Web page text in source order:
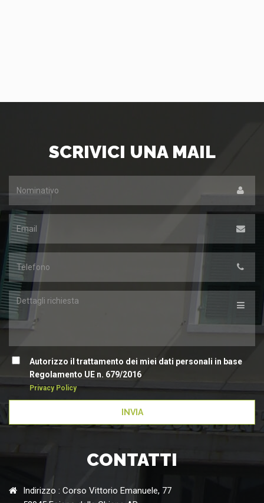
SCRIVICI UNA MAIL
Email
*
Telefono
*
Dettagli
richiesta
Autorizzo il trattamento dei miei dati personali in base
Regolamento UE n. 679/2016
Privacy Policy
INVIA
CONTATTI
Indirizzo : Corso Vittorio Emanuele, 77